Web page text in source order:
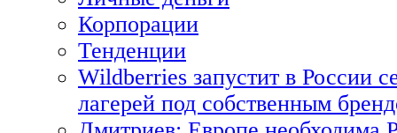
Корпорации
Тенденции
Wildberries запустит в России
лагерей под собственным